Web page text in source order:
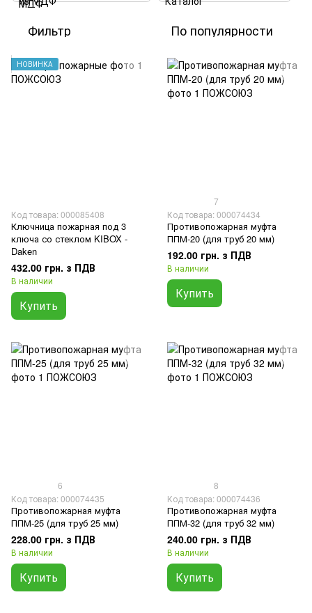
Фильтр По популярности
НОВИНКА
Код товара: 000085408
Ключница пожарная под 3
ключа со стеклом KIBOX -
Daken
432.00 грн. з ПДВ
В наличии
Купить
7
Код товара: 000074434
Противопожарная муфта
ППМ-20 (для труб 20 мм)
192.00 грн. з ПДВ
В наличии
Купить
6
Код товара: 000074435
Противопожарная муфта
ППМ-25 (для труб 25 мм)
228.00 грн. з ПДВ
В наличии
Купить
8
Код товара: 000074436
Противопожарная муфта
ППМ-32 (для труб 32 мм)
240.00 грн. з ПДВ
В наличии
Купить